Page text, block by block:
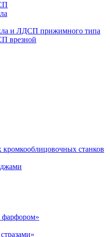
и ЛДСП прижимного типа
врезной
кромкооблицовочных станков
фарфором»